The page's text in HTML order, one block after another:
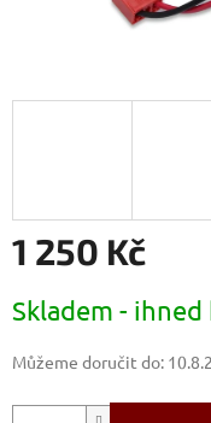
1 250 Kč
cena:
Skladem -
Můžeme doručit do: